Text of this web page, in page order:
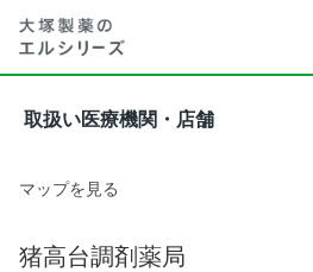
取扱い医療機関・店舗
マップを見る
猪高台調剤薬局